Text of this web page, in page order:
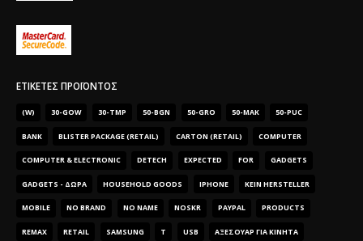
ΕΤΙΚΈΤΕΣ ΠΡΟΪΌΝΤΟΣ
(W) 30-GOW 30-TMP 50-BGN 50-GRO 50-MAK 50-PUC
BANK BLISTER PACKAGE (RETAIL) CARTON (RETAIL) COMPUTER
COMPUTER & ELECTRONIC DETECH EXPECTED FOR GADGETS
GADGETS - ΔΏΡΑ HOUSEHOLD GOODS IPHONE KEIN HERSTELLER
MOBILE NO BRAND NO NAME NOSKR PAYPAL PRODUCTS
REMAX RETAIL SAMSUNG T USB ΑΞΕΣΟΥΑΡ ΓΙΑ ΚΙΝΗΤΑ